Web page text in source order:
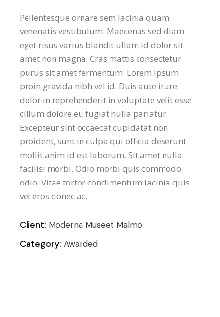
Pellentesque ornare sem lacinia quam
venenatis vestibulum. Maecenas sed diam
eget risus varius blandit ullam id dolor sit
amet non magna. Cras mattis consectetur
purus sit amet fermentum. Lorem Ipsum
proin gravida nibh vel id. Duis aute irure
dolor in reprehenderit in voluptate velit esse
cillum dolore eu fugiat nulla pariatur.
Excepteur sint occaecat cupidatat non
proident, sunt in culpa qui officia deserunt
mollit anim id est laborum. Sit amet nulla
facilisi morbi. Odio morbi quis commodo
odio. Vitae tortor condimentum lacinia quis
vel eros donec ac.
Client: Moderna Museet Malmö
Category: Awarded